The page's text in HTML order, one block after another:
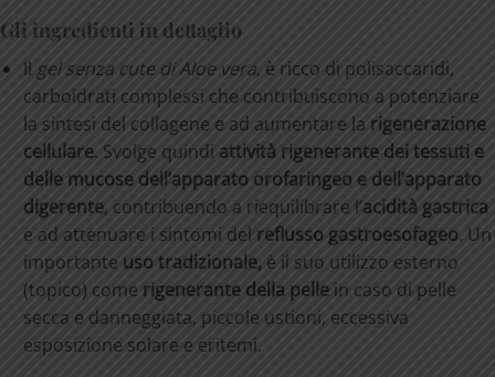
Gli ingredienti in dettaglio
Il gel senza cute diAloe vera, è ricco di polisaccaridi,
carboidrati complessi che contribuiscono a potenziare
la sintesi del collagene e ad aumentare la rigenerazione
cellulare. Svolge quindi attività rigenerante deitessuti e
delle mucose dell’apparato orofaringeo e dell’apparato
digerente, contribuendo a riequilibrare l’acidità gastrica
e ad attenuare i sintomi del reflusso gastroesofageo. Un
importante uso tradizionale, è il suo utilizzo esterno
(topico) come rigenerante della pelle in caso di pelle
secca e danneggiata, piccole ustioni, eccessiva
esposizione solare e eritemi.